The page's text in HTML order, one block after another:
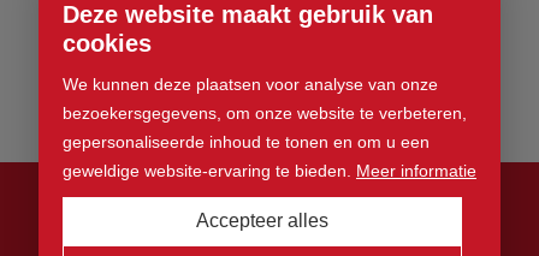
Deze website maakt gebruik van
cookies
We kunnen deze plaatsen voor analyse van onze
bezoekersgegevens, om onze website te verbeteren,
gepersonaliseerde inhoud te tonen en om u een
geweldige website-ervaring te bieden. Meer informatie
Accepteer alles
© 2026 Wild Store. Alle rechten voorbehouden